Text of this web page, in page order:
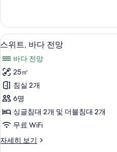
다
전
망
사
진
모
두
보
기
더
블
룸,
분
바
다
전
망
자
세
히
기
스
트,
바
다
전
망
사
진
7
스위트, 바다 전망
바다 전망
25㎡
침실 2개
6명
싱글침대 2개 및 더블침대 2개
무료 WiFi
자세히 보기
스